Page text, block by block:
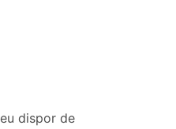
dispor de